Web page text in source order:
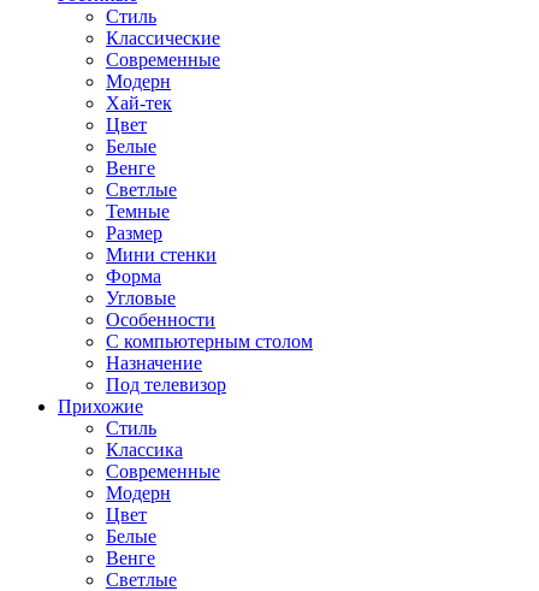
Стиль
Классические
Современные
Модерн
Хай-тек
Цвет
Белые
Венге
Светлые
Темные
Размер
Мини стенки
Форма
Угловые
Особенности
С компьютерным столом
Назначение
Под телевизор
Прихожие
Стиль
Классика
Современные
Модерн
Цвет
Белые
Венге
Светлые